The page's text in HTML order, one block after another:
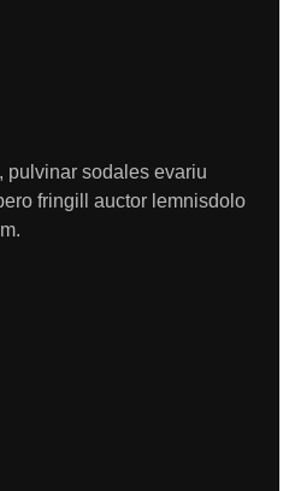
pulvinar sodales evariu
fringill auctor lemnisdolo